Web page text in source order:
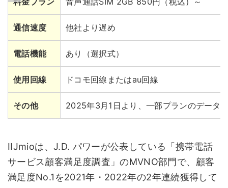
通信速度 他社より遅め
電話機能 あり（選択式）
使用回線 ドコモ回線またはau回線
その他 2025年3月1日より、一部プランのデータ
IIJmioは、J.D. パワーが公表している「携帯電話
サービス顧客満足度調査」のMVNO部門で、顧客
満足度No.1を2021年・2022年の2年連続獲得して